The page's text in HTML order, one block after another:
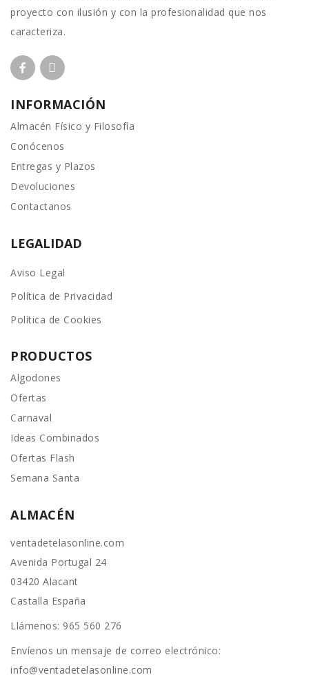
proyecto con ilusión y con la profesionalidad que nos
caracteriza.
INFORMACIÓN
Almacén Físico y Filosofía
Conócenos
Entregas y Plazos
Devoluciones
Contactanos
LEGALIDAD
Aviso Legal
Política de Privacidad
Política de Cookies
PRODUCTOS
Algodones
Ofertas
Carnaval
Ideas Combinados
Ofertas Flash
Semana Santa
ALMACÉN
ventadetelasonline.com
Avenida Portugal 24
03420 Alacant
Castalla España
Llámenos: 965 560 276
Envíenos un mensaje de correo electrónico:
info@ventadetelasonline.com